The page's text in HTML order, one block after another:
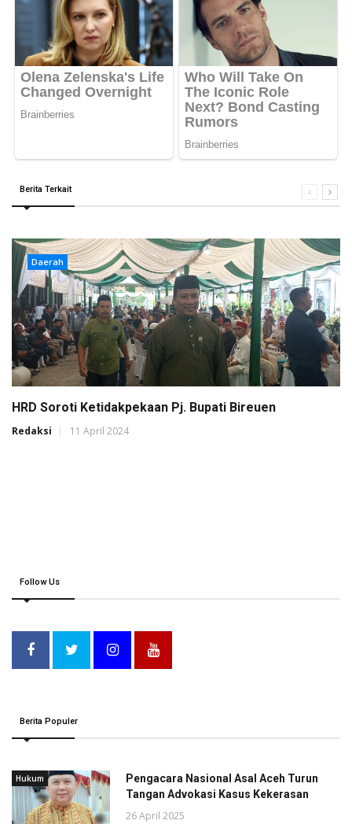
Berita Terkait
Daerah
HRD Soroti Ketidakpekaan Pj. Bupati Bireuen
Redaksi 11 April 2024
Follow Us
Berita Populer
Hukum
Pengacara Nasional Asal Aceh Turun
Tangan Advokasi Kasus Kekerasan
26 April 2025